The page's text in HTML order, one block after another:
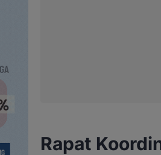
Rapat